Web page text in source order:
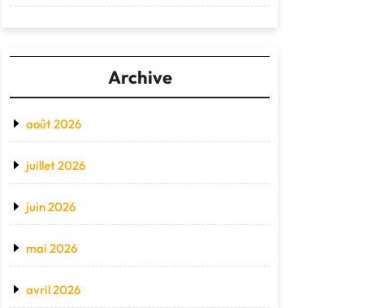
Archive
août 2026
juillet 2026
juin 2026
mai 2026
avril 2026